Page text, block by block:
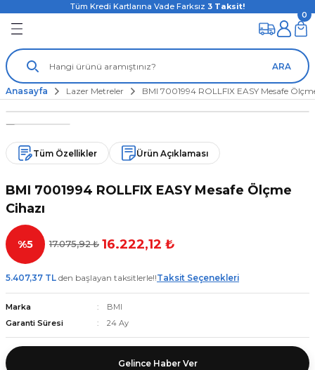
Tüm Kredi Kartlarına Vade Farksız 3 Taksit!
ARA
0
Anasayfa Lazer Metreler BMI 7001994 ROLLFIX EASY Mesafe
Tüm Özellikler Ürün Açıklaması
BMI 7001994 ROLLFIX EASY Mesafe Ölçme
Cihazı
%5 17.075,92 ₺ 16.222,12 ₺
5.407,37 TL den başlayan taksitlerle!!Taksit Seçenekleri
Marka
BMI
Garanti Süresi
24 Ay
Gelince Haber Ver